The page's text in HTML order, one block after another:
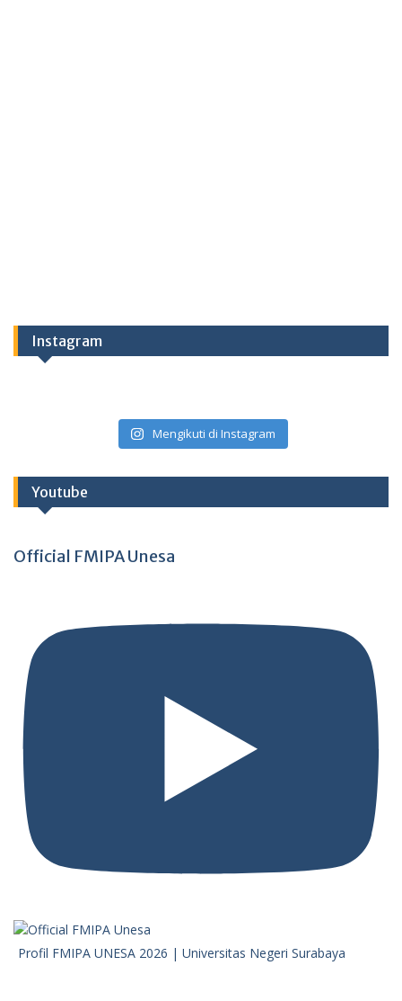
Instagram
Mengikuti di Instagram
Youtube
Official FMIPA Unesa
Profil FMIPA UNESA 2026 | Universitas Negeri Surabaya